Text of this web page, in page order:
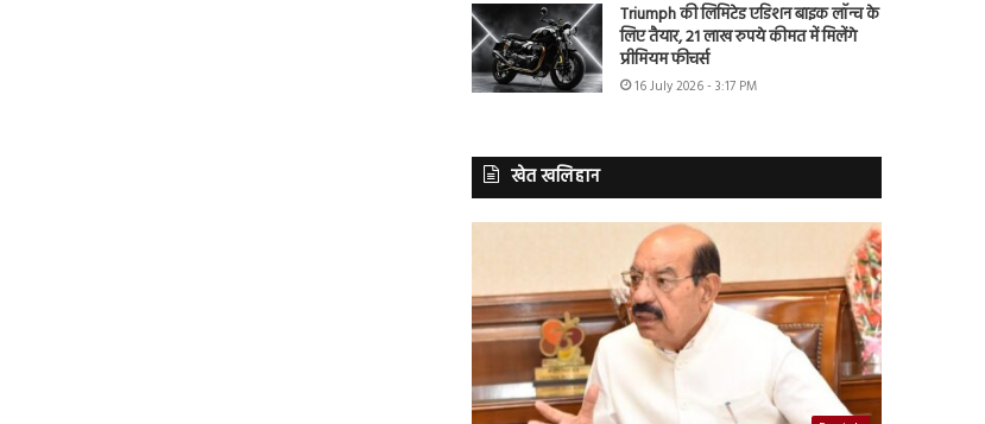
Triumph की लिमिटेड एडिशन बाइक लॉन्च के
लिए तैयार, 21 लाख रुपये कीमत में मिलेंगे
प्रीमियम फीचर्स
16 July 2026 - 3:17 PM
खेत खलिहान